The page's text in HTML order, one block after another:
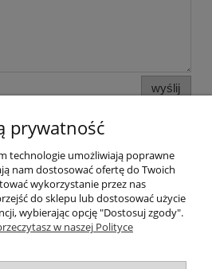
wyślij
Pomoc
Moje konto
prywatność
technologie umożliwiają poprawne
nam dostosować ofertę do Twoich
wykorzystanie przez nas
do sklepu lub dostosować użycie
wybierając opcję "Dostosuj zgody".
w naszej Polityce